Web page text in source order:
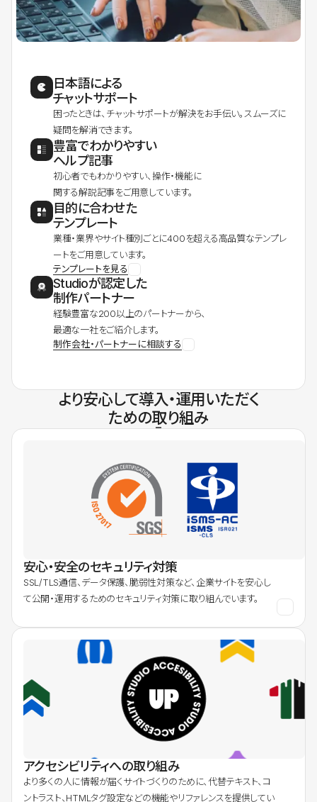
日本語による
チャットサポート
困ったときは、チャットサポートが解決をお手伝い。スムーズに
疑問を解消できます。
豊富でわかりやすい
ヘルプ記事
初心者でもわかりやすい、操作・機能に
関する解説記事をご用意しています。
目的に合わせた
テンプレート
業種・業界やサイト種別ごとに400を超える高品質なテンプレ
ートをご用意しています。
テンプレートを見る
Studioが認定した
制作パートナー
経験豊富な200以上のパートナーから、
最適な一社をご紹介します。
制作会社・パートナーに相談する
より安心して導入・運用いただく
ための取り組み
安心・安全のセキュリティ対策
SSL/TLS通信、データ保護、脆弱性対策など、企業サイトを安心し
て公開・運用するためのセキュリティ対策に取り組んでいます。
アクセシビリティへの取り組み
より多くの人に情報が届くサイトづくりのために、代替テキスト、コ
ントラスト、HTMLタグ設定などの機能やリファレンスを提供してい